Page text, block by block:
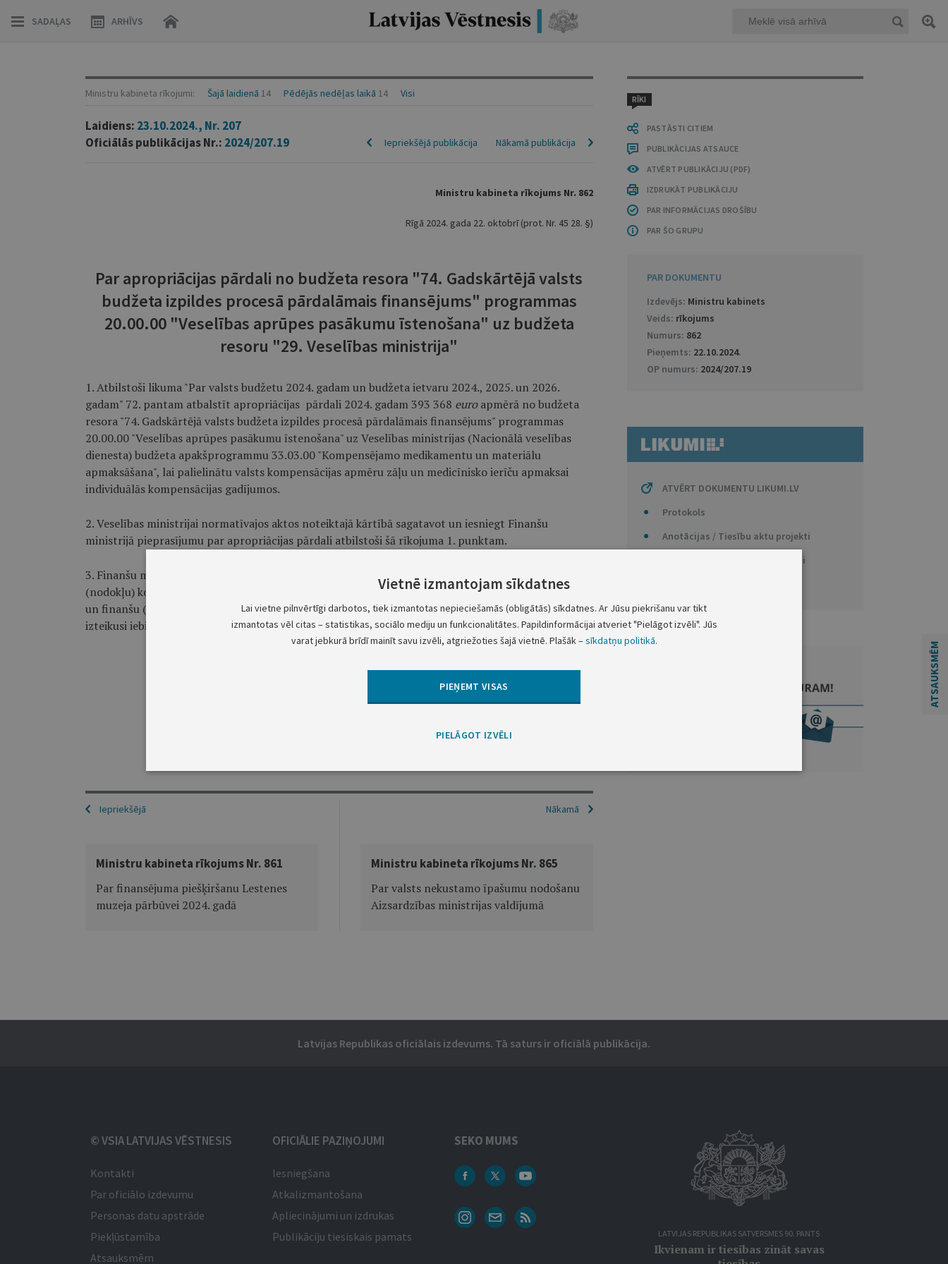
SADAĻAS ARHĪVS
RĪKI
PASTĀSTI CITIEM
PUBLIKĀCIJAS ATSAUCE
ATVĒRT PUBLIKĀCIJU (PDF)
IZDRUKĀT PUBLIKĀCIJU
PAR INFORMĀCIJAS DROŠĪBU
PAR ŠO GRUPU
PAR DOKUMENTU
Izdevējs: Ministru kabinets
Veids: rīkojums
Numurs: 862
Pieņemts: 22.10.2024.
OP numurs: 2024/207.19
ATVĒRT DOKUMENTU LIKUMI.LV
Protokols
Anotācijas / Tiesību aktu projekti
Politikas plānošanas dokumenti
Ministru kabineta rīkojumi: Šajā laidienā 14 Pēdējās nedēļas laikā 14 Visi
Laidiens: 23.10.2024., Nr. 207
Oficiālās publikācijas Nr.: 2024/207.19 Nākamā publikācija
Iepriekšējā publikācija
Ministru kabineta rīkojums Nr. 862
Rīgā 2024. gada 22. oktobrī (prot. Nr. 45 28. §)
Par apropriācijas pārdali no budžeta resora "74. Gadskārtējā valsts
budžeta izpildes procesā pārdalāmais finansējums" programmas
20.00.00 "Veselības aprūpes pasākumu īstenošana" uz budžeta
resoru "29. Veselības ministrija"
1. Atbilstoši likuma "Par valsts budžetu 2024. gadam un budžeta ietvaru 2024., 2025. un 2026.
gadam" 72. pantam atbalstīt apropriācijas pārdali 2024. gadam 393 368 euroapmērā no budžeta
resora "74. Gadskārtējā valsts budžeta izpildes procesā pārdalāmais finansējums" programmas
20.00.00 "Veselības aprūpes pasākumu īstenošana" uz Veselības ministrijas (Nacionālā veselības
dienesta) budžeta apakšprogrammu 33.03.00 "Kompensējamo medikamentu un materiālu
apmaksāšana", lai palielinātu valsts kompensācijas apmēru zāļu un medicīnisko ierīču apmaksai
individuālās kompensācijas gadījumos.
2. Veselības ministrijai normatīvajos aktos noteiktajā kārtībā sagatavot un iesniegt Finanšu
ministrijā pieprasījumu par apropriācijas pārdali atbilstoši šā rīkojuma 1. punktam.
3. Finanšu ministram normatīvajos aktos noteiktajā kārtībā informēt Saeimas Budžeta un finanšu
(nodokļu) komisiju par šā rīkojuma 1. punktā minēto apropriācijas pārdali un, ja Saeimas Budžeta
un finanšu (nodokļu) komisija piecu darbdienu laikā pēc attiecīgās informācijas saņemšanas nav
izteikusi iebildumus, veikt apropriācijas pārdali.
Iepriekšējā Nākamā
Ministru kabineta rīkojums Nr. 861
Par finansējuma piešķiršanu Lestenes
muzeja pārbūvei 2024. gadā
Ministru kabineta rīkojums Nr. 865
Par valsts nekustamo īpašumu nodošanu
Aizsardzības ministrijas valdījumā
Latvijas Republikas oficiālais izdevums. Tā saturs ir oficiālā publikācija.
© VSIA LATVIJAS VĒSTNESIS
Kontakti
Par oficiālo izdevumu
Personas datu apstrāde
Piekļūstamība
Atsauksmēm
OFICIĀLIE PAZIŅOJUMI
Iesniegšana
Atkalizmantošana
Apliecinājumi un izdrukas
Publikāciju tiesiskais pamats
SEKO MUMS
LATVIJAS REPUBLIKAS SATVERSMES 90. PANTS
Ikvienam ir tiesības zināt savas
ATSAUKSMĒM
Vietnē izmantojam sīkdatnes
Lai vietne pilnvērtīgi darbotos, tiek izmantotas nepieciešamās (obligātās) sīkdatnes. Ar Jūsu piekrišanu var tikt
izmantotas vēl citas – statistikas, sociālo mediju un funkcionalitātes. Papildinformācijai atveriet "Pielāgot izvēli". Jūs
varat jebkurā brīdī mainīt savu izvēli, atgriežoties šajā vietnē. Plašāk –sīkdatņu politikā.
PIEŅEMT VISAS
PIELĀGOT IZVĒLI